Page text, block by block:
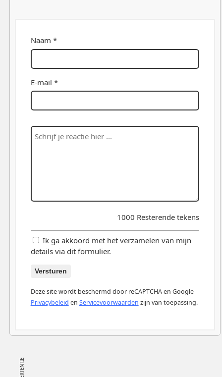
Naam *
E-mail *
1000 Resterende tekens
Ik ga akkoord met het verzamelen van mijn
details via dit formulier.
Versturen
Deze site wordt beschermd door reCAPTCHA en Google
Privacybeleid en Servicevoorwaarden zijn van toepassing.